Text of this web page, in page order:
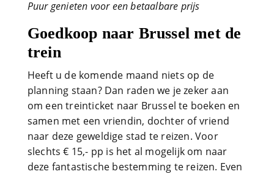
Puur genieten voor een betaalbare prijs
Goedkoop naar Brussel met de
trein
Heeft u de komende maand niets op de
planning staan? Dan raden we je zeker aan
om een treinticket naar Brussel te boeken en
samen met een vriendin, dochter of vriend
naar deze geweldige stad te reizen. Voor
slechts € 15,- pp is het al mogelijk om naar
deze fantastische bestemming te reizen. Even